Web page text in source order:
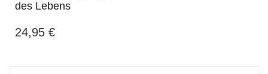
des Lebens
24,95 €